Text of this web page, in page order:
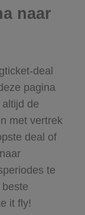
naar
deal
pagina
de
met vertrek
deal of
te
it fly!